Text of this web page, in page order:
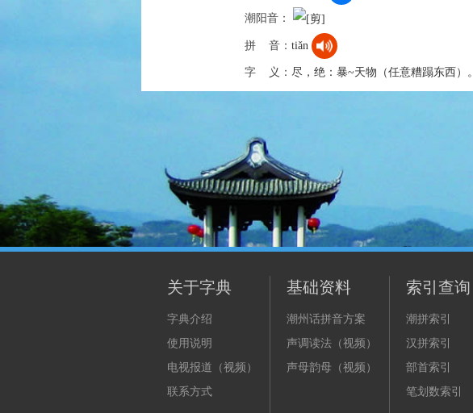
潮阳音：
拼 音： tiǎn
字 义： 尽，绝：暴~天物（任意糟蹋东西）。
关于字典
字典介绍
使用说明
电视报道（视频）
联系方式
基础资料
潮州话拼音方案
声调读法（视频）
声母韵母（视频）
索引查询
潮拼索引
汉拼索引
部首索引
笔划数索引